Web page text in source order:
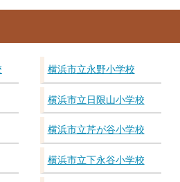
横浜市立永野小学校
横浜市立日限山小学校
横浜市立芹が谷小学校
横浜市立下永谷小学校